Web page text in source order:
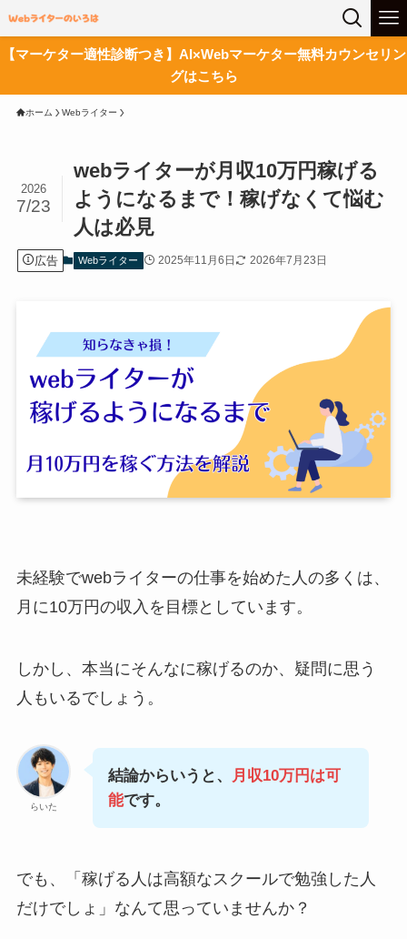
【マーケター適性診断つき】AI×Webマーケター無料カウンセリン
グはこちら
ホーム Webライター
webライターが月収10万円稼げる
ようになるまで！稼げなくて悩む
人は必見
2026
7/23
広告 Webライター 2025年11月6日 2026年7月23日
未経験でwebライターの仕事を始めた人の多くは、
月に10万円の収入を目標としています。
しかし、本当にそんなに稼げるのか、疑問に思う
人もいるでしょう。
らいた
結論からいうと、
月収10万円は可
能です。
でも、「稼げる人は高額なスクールで勉強した人
だけでしょ」なんて思っていませんか？